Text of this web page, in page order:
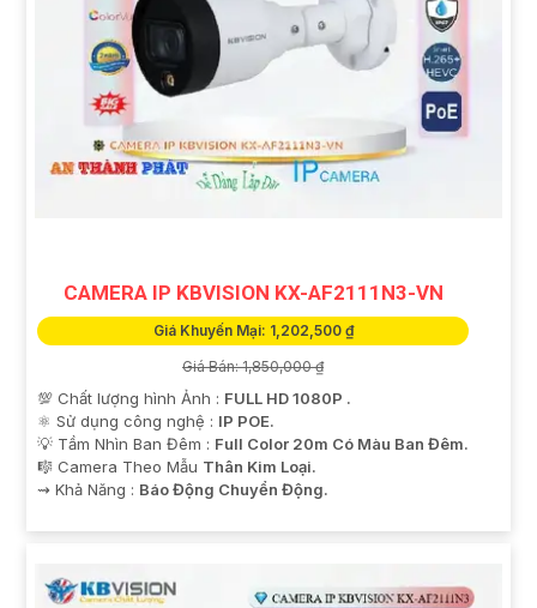
CAMERA IP KBVISION KX-AF2111N3-VN
Giá Khuyến Mại: 1,202,500 ₫
Giá Bán: 1,850,000 ₫
💯 Chất lượng hình Ảnh : FULL HD 1080P .
⚛️ Sử dụng công nghệ : IP POE.
💡 Tầm Nhìn Ban Đêm : Full Color 20m Có Màu Ban Đêm.
🎼️ Camera Theo Mẫu Thân Kim Loại.
️⇝ Khả Năng : Báo Động Chuyển Động.